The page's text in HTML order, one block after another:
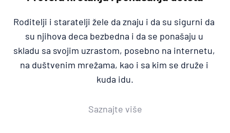
Privatni detektivi naše detektivske agencije su
angažovani sve češće od strane roditelja kod kojih
postoji sumnja da se njihova deca ili bliski članovi
porodice drogiraju, ili da koriste različite vrste
opijata.
Saznajte više